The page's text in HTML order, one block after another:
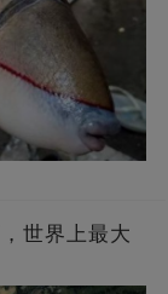
世界上最大